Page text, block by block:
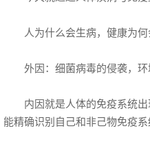
人为什么会生病，健康为何
外因：细菌病毒的侵袭，环
内因就是人体的免疫系统出
能精确识别自己和非己物免疫